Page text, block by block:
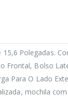
Polegadas.
Frontal, Bolso
Para O Lado
mochila